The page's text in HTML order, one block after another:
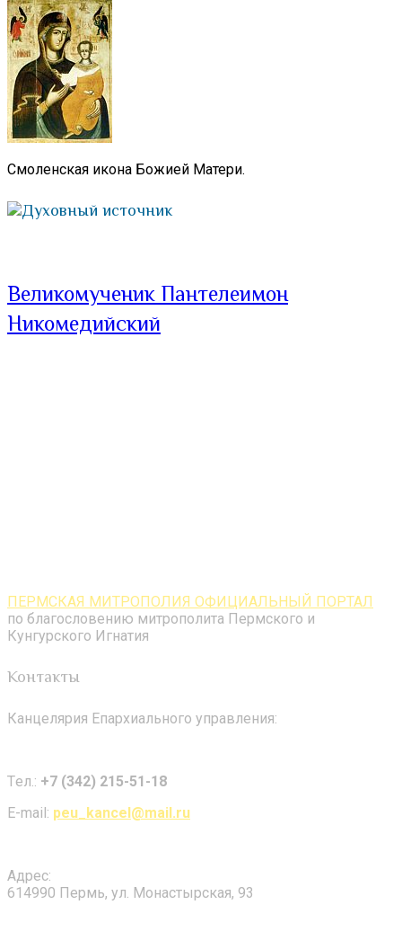
Смоленская икона Божией Матери.
Духовный источник
Великомученик Пантелеимон
Никомедийский
ПЕРМСКАЯ МИТРОПОЛИЯ ОФИЦИАЛЬНЫЙ ПОРТАЛ
по благословению митрополита Пермского и
Кунгурского Игнатия
Контакты
Канцелярия Епархиального управления:
Tел.: +7 (342) 215-51-18
E-mail: peu_kancel@mail.ru
Адрес:
614990 Пермь, ул. Монастырская, 93